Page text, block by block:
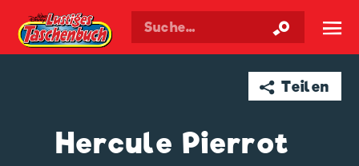
Walt Disneys Taschenbuch ☰
➦ Teilen
Hercule Pierrot